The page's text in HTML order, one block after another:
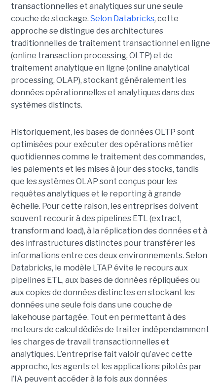
transactionnelles et analytiques sur une seule
couche de stockage. Selon Databricks, cette
approche se distingue des architectures
traditionnelles de traitement transactionnel en ligne
(online transaction processing, OLTP) et de
traitement analytique en ligne (online analytical
processing, OLAP), stockant généralement les
données opérationnelles et analytiques dans des
systèmes distincts.
Historiquement, les bases de données OLTP sont
optimisées pour exécuter des opérations métier
quotidiennes comme le traitement des commandes,
les paiements et les mises à jour des stocks, tandis
que les systèmes OLAP sont conçus pour les
requêtes analytiques et le reporting à grande
échelle. Pour cette raison, les entreprises doivent
souvent recourir à des pipelines ETL (extract,
transform and load), à la réplication des données et à
des infrastructures distinctes pour transférer les
informations entre ces deux environnements. Selon
Databricks, le modèle LTAP évite le recours aux
pipelines ETL, aux bases de données répliquées ou
aux copies de données distinctes en stockant les
données une seule fois dans une couche de
lakehouse partagée. Tout en permettant à des
moteurs de calcul dédiés de traiter indépendamment
les charges de travail transactionnelles et
analytiques. L’entreprise fait valoir qu’avec cette
approche, les agents et les applications pilotés par
l’IA peuvent accéder à la fois aux données